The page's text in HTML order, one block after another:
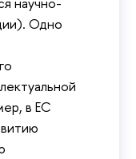
Одно
в ЕС